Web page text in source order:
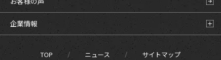
企業情報
TOP ニュース サイトマップ